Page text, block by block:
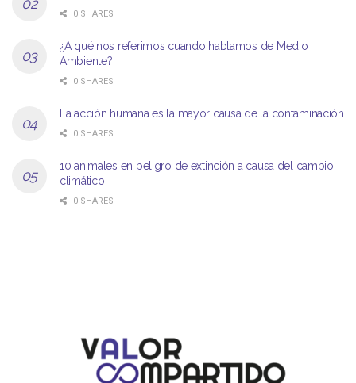
0 SHARES
¿A qué nos referimos cuando hablamos de Medio
Ambiente?
0 SHARES
La acción humana es la mayor causa de la contaminación
0 SHARES
10 animales en peligro de extinción a causa del cambio
climático
0 SHARES